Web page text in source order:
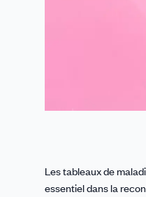
Les tableaux de
essentiel dans la